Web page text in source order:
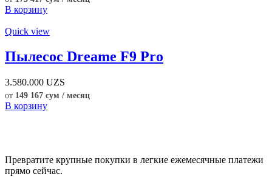
В корзину
Quick view
Пылесос Dreame F9 Pro
3.580.000 UZS
от 149 167 сум / месяц
В корзину
Превратите крупные покупки в легкие ежемесячные платежи
прямо сейчас.